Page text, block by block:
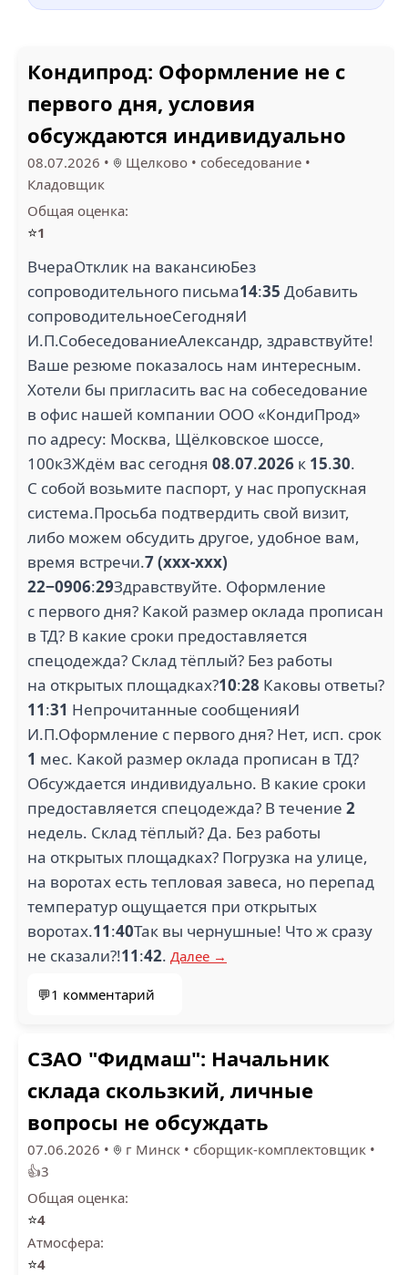
Кондипрод: Оформление не с
первого дня, условия
обсуждаются индивидуально
08.07.2026 • Щелково • собеседование •
Кладовщик
Общая оценка:
⭐1
ВчераОтклик на вакансиюБез
сопроводительного письма14:35 Добавить
сопроводительноеСегодняИ
И.П.СобеседованиеАлександр, здравствуйте!
Ваше резюме показалось нам интересным.
Хотели бы пригласить вас на собеседование
в офис нашей компании ООО «КондиПрод»
по адресу: Москва, Щёлковское шоссе,
100к3Ждём вас сегодня 08.07.2026 к 15.30.
С собой возьмите паспорт, у нас пропускная
система.Просьба подтвердить свой визит,
либо можем обсудить другое, удобное вам,
время встречи.7(xxx-xxx)
22−0906:29Здравствуйте. Оформление
с первого дня? Какой размер оклада прописан
в ТД? В какие сроки предоставляется
спецодежда? Склад тёплый? Без работы
на открытых площадках?10:28 Каковы ответы?
11:31 Непрочитанные сообщенияИ
И.П.Оформление с первого дня? Нет, исп. срок
1 мес. Какой размер оклада прописан в ТД?
Обсуждается индивидуально. В какие сроки
предоставляется спецодежда? В течение 2
недель. Склад тёплый? Да. Без работы
на открытых площадках? Погрузка на улице,
на воротах есть тепловая завеса, но перепад
температур ощущается при открытых
воротах.11:40Так вы чернушные! Что ж сразу
не сказали?!11:42. Далее →
💬1 комментарий
СЗАО "Фидмаш": Начальник
склада скользкий, личные
вопросы не обсуждать
07.06.2026 • г Минск • сборщик-комплектовщик •
👍3
Общая оценка:
⭐4
Атмосфера:
⭐4